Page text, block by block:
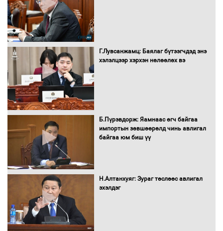
Г.Лувсанжамц: Баялаг бүтээгчдэд энэ
хэлэлцээр хэрхэн нөлөөлөх вэ
Б.Пүрэвдорж: Яамнаас өгч байгаа
импортын зөвшөөрөлд чинь авлигал
байгаа юм биш үү
Н.Алтанхуяг: Зураг төслөөс авлигал
эхэлдэг